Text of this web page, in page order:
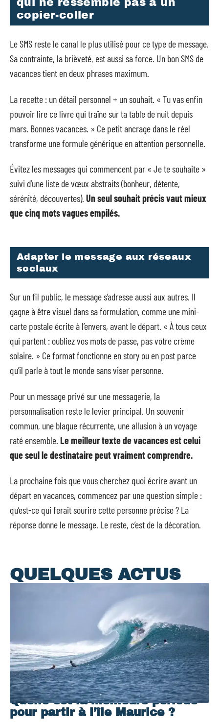
copier-coller
Le SMS reste le canal le plus utilisé pour ce type de message.
Sa contrainte, la brièveté, est aussi sa force. Un bon SMS de
vacances tient en deux phrases maximum.
La recette : un détail personnel + un souhait. « Tu vas enfin
pouvoir lire ce livre qui traîne sur ta table de nuit depuis
mars. Bonnes vacances. » Ce petit ancrage dans le réel
transforme une formule générique en attention personnelle.
Évitez les messages qui commencent par « Je te souhaite »
suivi d’une liste de vœux abstraits (bonheur, détente,
sérénité, découvertes). Un seul souhait précis vaut mieux
que cinq mots vagues empilés.
Adapter le message aux réseaux
sociaux
Sur un fil public, le message s’adresse aussi aux autres. Il
gagne à être visuel dans sa formulation, comme une mini-
carte postale écrite à l’envers, avant le départ. « À tous ceux
qui partent : oubliez vos mots de passe, pas votre crème
solaire. » Ce format fonctionne en story ou en post parce
qu’il parle à tout le monde sans viser personne.
Pour un message privé sur une messagerie, la
personnalisation reste le levier principal. Un souvenir
commun, une blague récurrente, une allusion à un voyage
raté ensemble. Le meilleur texte de vacances est celui
que seul le destinataire peut vraiment comprendre.
La prochaine fois que vous cherchez quoi écrire avant un
départ en vacances, commencez par une question simple :
qu’est-ce qui ferait sourire cette personne précise ? La
réponse donne le message. Le reste, c’est de la décoration.
QUELQUES ACTUS
Quelle est la meilleure période
pour partir à l’île Maurice ?